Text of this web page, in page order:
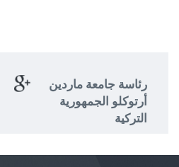
رئاسة جامعة ماردين
أرتوكلو الجمهورية
التركية